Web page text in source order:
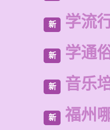
新 学流
新 学通
新 音乐
新 福州